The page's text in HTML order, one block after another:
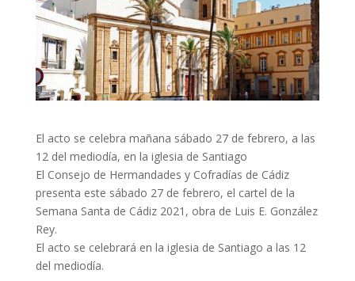
El acto se celebra mañana sábado 27 de febrero, a las
12 del mediodía, en la iglesia de Santiago
El Consejo de Hermandades y Cofradías de Cádiz
presenta este sábado 27 de febrero, el cartel de la
Semana Santa de Cádiz 2021, obra de Luis E. González
Rey.
El acto se celebrará en la iglesia de Santiago a las 12
del mediodía.